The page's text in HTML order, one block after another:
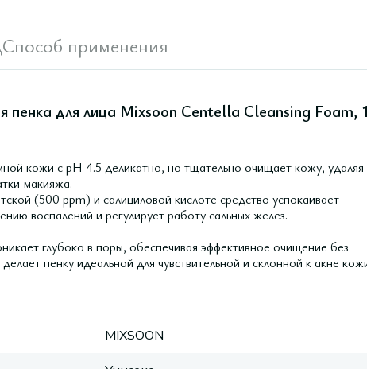
Способ применения
для лица Mixsoon Centella Cleansing Foam,
кожи с pH 4.5 деликатно, но тщательно очищает кожу, удаляя
макияжа.
(500 ppm) и салициловой кислоте средство успокаивает
воспалений и регулирует работу сальных желез.
глубоко в поры, обеспечивая эффективное очищение без
пенку идеальной для чувствительной и склонной к акне
MIXSOON